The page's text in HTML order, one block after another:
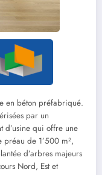
en béton préfabriqué.
par un
d’usine qui offre une
préau de 1’500 m²,
d’arbres majeurs
Nord, Est et